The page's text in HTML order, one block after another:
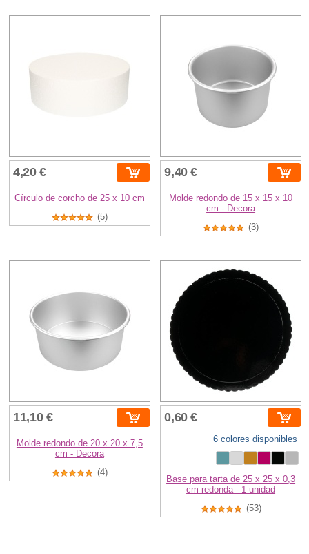
4,20 €
Círculo de corcho de 25 x 10 cm
(5)
9,40 €
Molde redondo de 15 x 15 x 10
cm - Decora
(3)
11,10 €
Molde redondo de 20 x 20 x 7,5
cm - Decora
(4)
0,60 €
6 colores disponibles
Base para tarta de 25 x 25 x 0,3
cm redonda - 1 unidad
(53)